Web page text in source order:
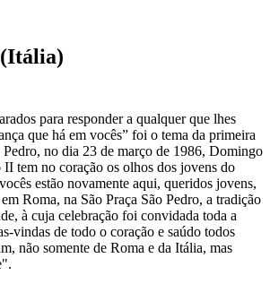
(Itália)
para responder a qualquer que lhes
que há em vocês” foi o tema da primeira
Pedro, no dia 23 de março de 1986, Domingo
II tem no coração os olhos dos jovens do
estão novamente aqui, queridos jovens,
Roma, na São Praça São Pedro, a tradição
à cuja celebração foi convidada toda a
vindas de todo o coração e saúdo todos
não somente de Roma e da Itália, mas